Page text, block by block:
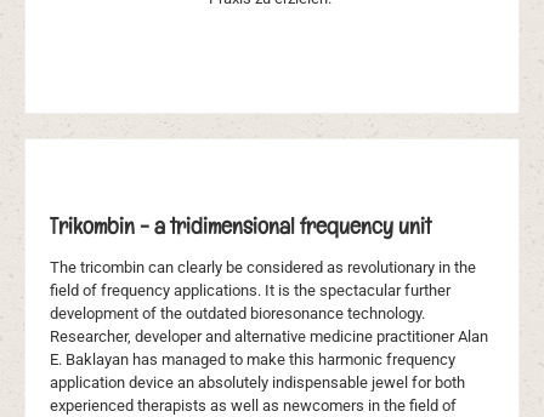
Trikombin - a tridimensional frequency unit
The tricombin can clearly be considered as revolutionary in the
field of frequency applications. It is the spectacular further
development of the outdated bioresonance technology.
Researcher, developer and alternative medicine practitioner Alan
E. Baklayan has managed to make this harmonic frequency
application device an absolutely indispensable jewel for both
experienced therapists as well as newcomers in the field of